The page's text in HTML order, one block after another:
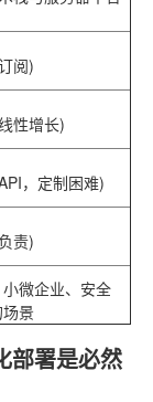
阅)
性增长)
，定制困难)
责)
微企业、安全
景
部署是必然